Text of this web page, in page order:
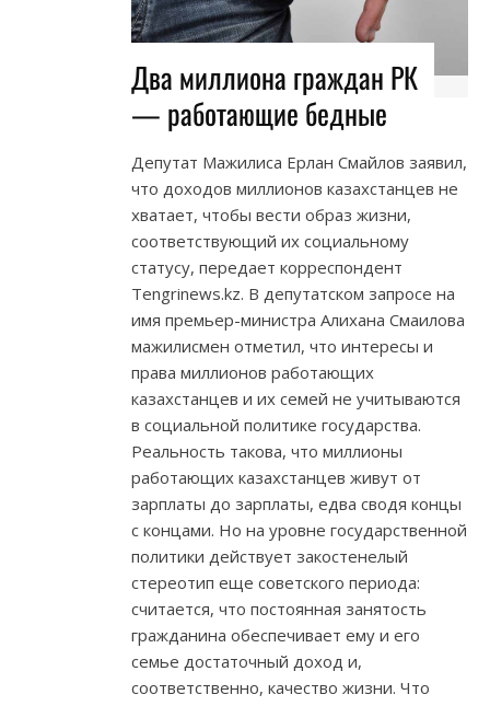
Два миллиона граждан РК
— работающие бедные
Депутат Мажилиса Ерлан Смайлов заявил,
что доходов миллионов казахстанцев не
хватает, чтобы вести образ жизни,
соответствующий их социальному
статусу, передает корреспондент
Tengrinews.kz. В депутатском запросе на
имя премьер-министра Алихана Смаилова
мажилисмен отметил, что интересы и
права миллионов работающих
казахстанцев и их семей не учитываются
в социальной политике государства.
Реальность такова, что миллионы
работающих казахстанцев живут от
зарплаты до зарплаты, едва сводя концы
с концами. Но на уровне государственной
политики действует закостенелый
стереотип еще советского периода:
считается, что постоянная занятость
гражданина обеспечивает ему и его
семье достаточный доход и,
соответственно, качество жизни. Что